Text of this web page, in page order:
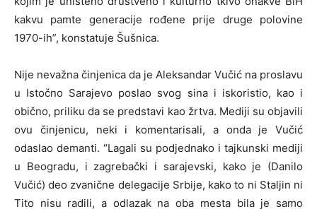
kakvu pamte generacije rođene prije druge polovine
1970-ih”, konstatuje Šušnica.
Nije nevažna činjenica da je Aleksandar Vučić na proslavu
u Istočno Sarajevo poslao svog sina i iskoristio, kao i
obično, priliku da se predstavi kao žrtva. Mediji su objavili
ovu činjenicu, neki i komentarisali, a onda je Vučić
odaslao demanti. “Lagali su podjednako i tajkunski mediji
u Beogradu, i zagrebački i sarajevski, kako je (Danilo
Vučić) deo zvanične delegacije Srbije, kako to ni Staljin ni
Tito nisu radili, a odlazak na oba mesta bila je samo